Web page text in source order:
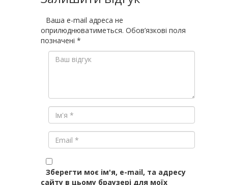
Ваша e-mail адреса не
оприлюднюватиметься. Обов’язкові поля
позначені *
Зберегти моє ім'я, e-mail, та адресу
сайту в цьому браузері для моїх